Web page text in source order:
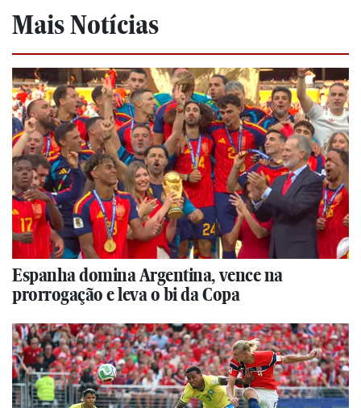
Mais Notícias
Espanha domina Argentina, vence na
prorrogação e leva o bi da Copa